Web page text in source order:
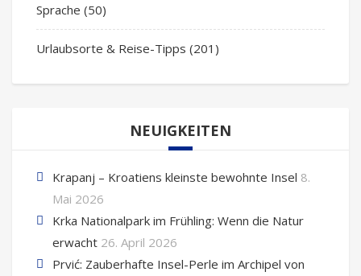
Sprache (50)
Urlaubsorte & Reise-Tipps (201)
NEUIGKEITEN
Krapanj – Kroatiens kleinste bewohnte Insel 8.
Mai 2026
Krka Nationalpark im Frühling: Wenn die Natur
erwacht 26. April 2026
Prvić: Zauberhafte Insel-Perle im Archipel von